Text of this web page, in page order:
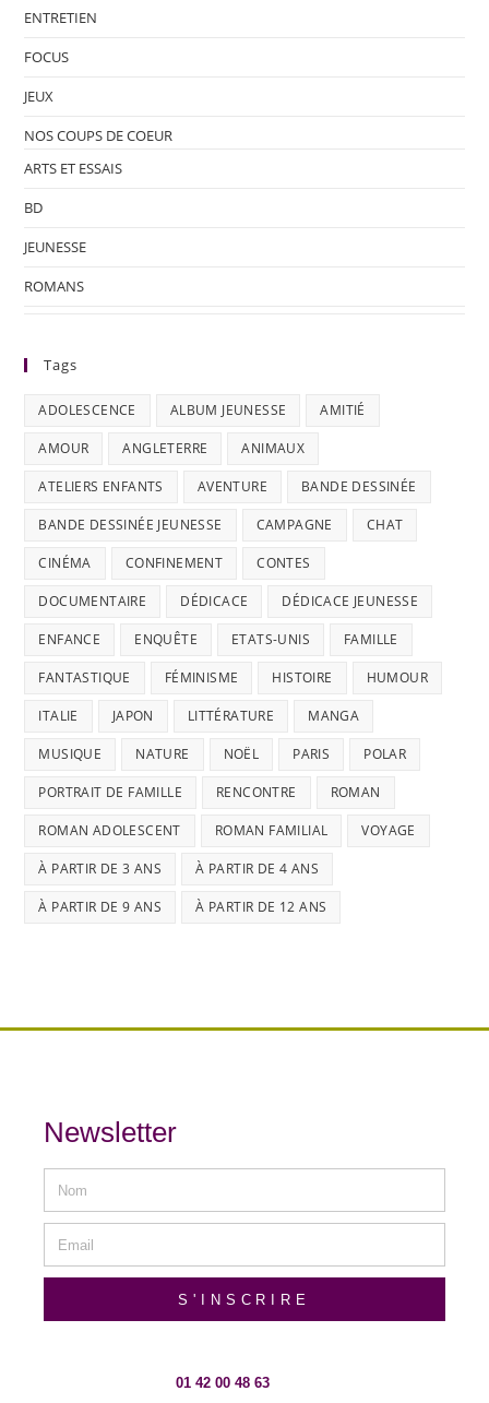
ENTRETIEN
FOCUS
JEUX
NOS COUPS DE COEUR
ARTS ET ESSAIS
BD
JEUNESSE
ROMANS
Tags
ADOLESCENCE ALBUM JEUNESSE AMITIÉ
AMOUR ANGLETERRE ANIMAUX
ATELIERS ENFANTS AVENTURE BANDE DESSINÉE
BANDE DESSINÉE JEUNESSE CAMPAGNE CHAT
CINÉMA CONFINEMENT CONTES
DOCUMENTAIRE DÉDICACE DÉDICACE JEUNESSE
ENFANCE ENQUÊTE ETATS-UNIS FAMILLE
FANTASTIQUE FÉMINISME HISTOIRE HUMOUR
ITALIE JAPON LITTÉRATURE MANGA
MUSIQUE NATURE NOËL PARIS POLAR
PORTRAIT DE FAMILLE RENCONTRE ROMAN
ROMAN ADOLESCENT ROMAN FAMILIAL VOYAGE
À PARTIR DE 3 ANS À PARTIR DE 4 ANS
À PARTIR DE 9 ANS À PARTIR DE 12 ANS
Newsletter
S'INSCRIRE
01 42 00 48 63